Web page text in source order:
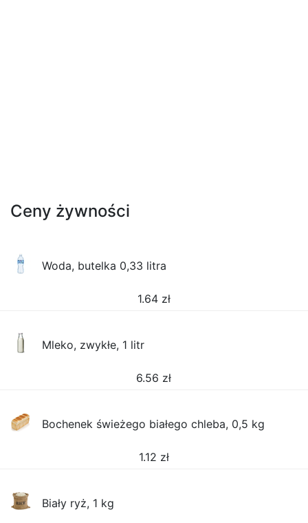
Ceny żywności
Woda, butelka 0,33 litra
1.64 zł
Mleko, zwykłe, 1 litr
6.56 zł
Bochenek świeżego białego chleba, 0,5 kg
1.12 zł
Biały ryż, 1 kg